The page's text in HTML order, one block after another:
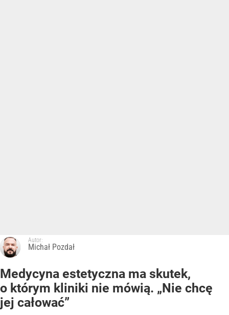
Autor:
Michał Pozdał
Medycyna estetyczna ma skutek,
o którym kliniki nie mówią. „Nie chcę
jej całować”